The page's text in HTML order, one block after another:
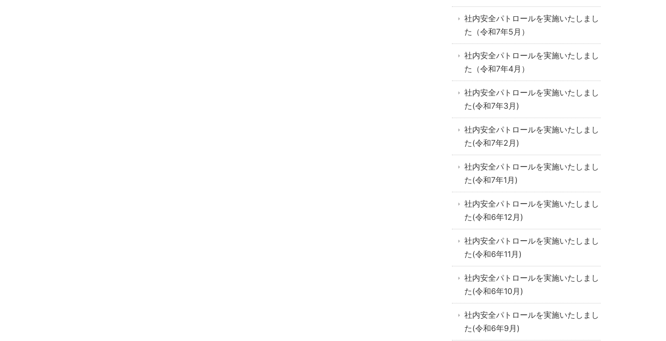
社内安全パトロールを実施いたしまし
た（令和7年5月）
社内安全パトロールを実施いたしまし
た（令和7年4月）
社内安全パトロールを実施いたしまし
た(令和7年3月)
社内安全パトロールを実施いたしまし
た(令和7年2月)
社内安全パトロールを実施いたしまし
た(令和7年1月)
社内安全パトロールを実施いたしまし
た(令和6年12月)
社内安全パトロールを実施いたしまし
た(令和6年11月)
社内安全パトロールを実施いたしまし
た(令和6年10月)
社内安全パトロールを実施いたしまし
た(令和6年9月)